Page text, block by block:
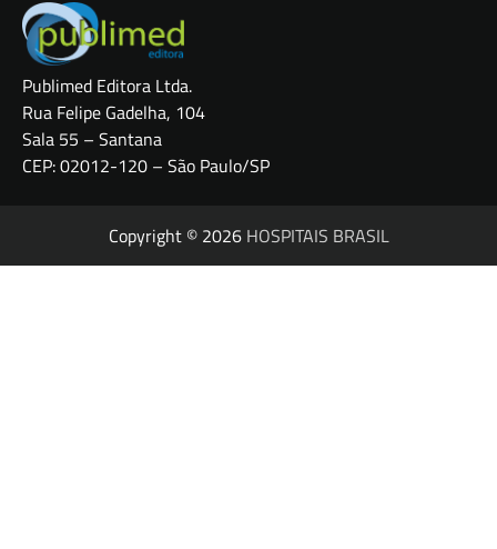
Publimed Editora Ltda.
Rua Felipe Gadelha, 104
Sala 55 – Santana
CEP: 02012-120 – São Paulo/SP
Copyright © 2026 HOSPITAIS BRASIL